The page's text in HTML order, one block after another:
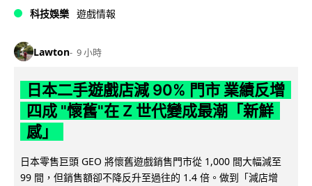
科技娛樂 遊戲情報
Lawton 9 小時
日本二手遊戲店減 90% 門市 業績反增
四成 "懷舊"在 Z 世代變成最潮「新鮮
感」
日本零售巨頭 GEO 將懷舊遊戲銷售門市從 1,000 間大幅減至
99 間，但銷售額卻不降反升至過往的 1.4 倍。做到「減店增